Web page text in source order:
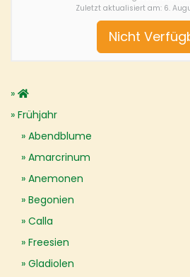
Zuletzt aktualisiert am: 6.
Nicht
Frühjahr
Abendblume
Amarcrinum
Anemonen
Begonien
Calla
Freesien
Gladiolen